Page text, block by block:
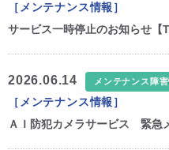
［メンテナンス情報］
サービス一時停止のお知らせ【
2026.06.14 メンテナンス障
［メンテナンス情報］
ＡＩ防犯カメラサービス 緊急